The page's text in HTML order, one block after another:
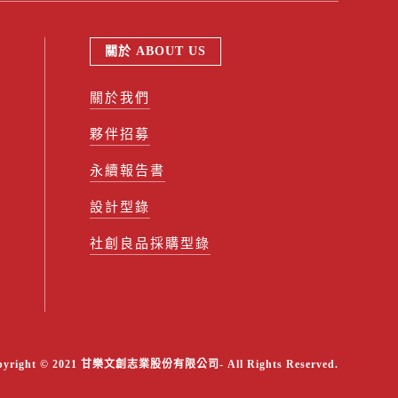
關於 ABOUT US
關於我們
夥伴招募
永續報告書
設計型錄
社創良品採購型錄
© 2021 甘樂文創志業股份有限公司- All Rights Reserved.